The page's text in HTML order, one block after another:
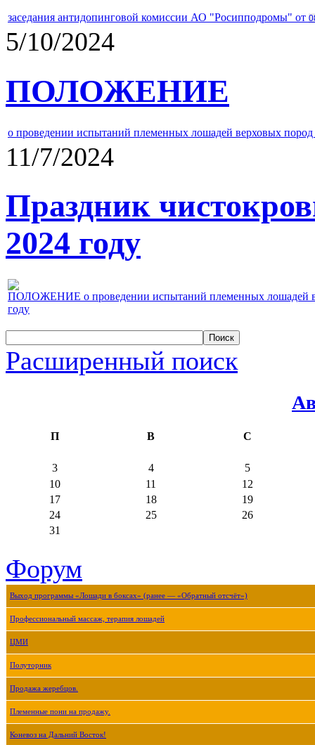
заседания антидопинговой комиссии АО "Росипподромы" от
5/10/2024
ПОЛОЖЕНИЕ
о проведении испытаний племенных лошадей верховых
11/7/2024
Праздник
2024 году
ПОЛОЖЕНИЕ о проведении испытаний племенных лошадей
году
Расширенный поиск
П В С
3 4
5
10
11
12
17
18
19
24
25
26
31
Форум
Выход программы «Лошади в боксах» (ранее — «Обратный отсчёт»)
Профессиональный массаж, терапия лошадей
ЦМИ
Полуторник
Продажа жеребцов.
Племенные пони на продажу.
Коневоз на Дальний Восток!